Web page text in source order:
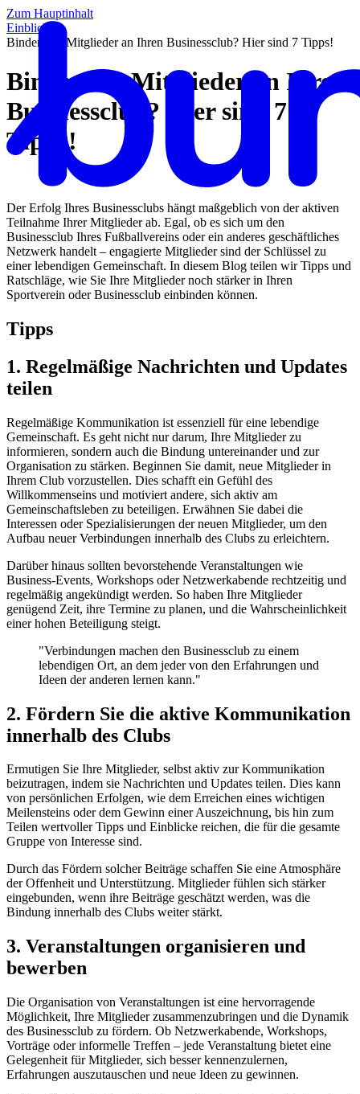
Zum Hauptinhalt
Einblicke
Binden Sie Mitglieder an Ihren Businessclub? Hier sind 7 Tipps!
Binden Sie Mitglieder an Ihren
Businessclub? Hier sind 7
Tipps!
Der Erfolg Ihres Businessclubs hängt maßgeblich von der aktiven
Teilnahme Ihrer Mitglieder ab. Egal, ob es sich um den
Businessclub Ihres Fußballvereins oder ein anderes geschäftliches
Netzwerk handelt – engagierte Mitglieder sind der Schlüssel zu
einer lebendigen Gemeinschaft. In diesem Blog teilen wir Tipps und
Ratschläge, wie Sie Ihre Mitglieder noch stärker in Ihren
Sportverein oder Businessclub einbinden können.
Tipps
1. Regelmäßige Nachrichten und Updates
teilen
Regelmäßige Kommunikation ist essenziell für eine lebendige
Gemeinschaft. Es geht nicht nur darum, Ihre Mitglieder zu
informieren, sondern auch die Bindung untereinander und zur
Organisation zu stärken. Beginnen Sie damit, neue Mitglieder in
Ihrem Club vorzustellen. Dies schafft ein Gefühl des
Willkommenseins und motiviert andere, sich aktiv am
Gemeinschaftsleben zu beteiligen. Erwähnen Sie dabei die
Interessen oder Spezialisierungen der neuen Mitglieder, um den
Aufbau neuer Verbindungen innerhalb des Clubs zu erleichtern.
Darüber hinaus sollten bevorstehende Veranstaltungen wie
Business-Events, Workshops oder Netzwerkabende rechtzeitig und
regelmäßig angekündigt werden. So haben Ihre Mitglieder
genügend Zeit, ihre Termine zu planen, und die Wahrscheinlichkeit
einer hohen Beteiligung steigt.
"Verbindungen machen den Businessclub zu einem
lebendigen Ort, an dem jeder von den Erfahrungen und
Ideen der anderen lernen kann."
2. Fördern Sie die aktive Kommunikation
innerhalb des Clubs
Ermutigen Sie Ihre Mitglieder, selbst aktiv zur Kommunikation
beizutragen, indem sie Nachrichten und Updates teilen. Dies kann
von persönlichen Erfolgen, wie dem Erreichen eines wichtigen
Meilensteins oder dem Gewinn einer Auszeichnung, bis hin zum
Teilen wertvoller Tipps und Einblicke reichen, die für die gesamte
Gruppe von Interesse sind.
Durch das Fördern solcher Beiträge schaffen Sie eine Atmosphäre
der Offenheit und Unterstützung. Mitglieder fühlen sich stärker
eingebunden, wenn ihre Beiträge geschätzt werden, was die
Bindung innerhalb des Clubs weiter stärkt.
3. Veranstaltungen organisieren und
bewerben
Die Organisation von Veranstaltungen ist eine hervorragende
Möglichkeit, Ihre Mitglieder zusammenzubringen und die Dynamik
des Businessclub zu fördern. Ob Netzwerkabende, Workshops,
Vorträge oder informelle Treffen – jede Veranstaltung bietet eine
Gelegenheit für Mitglieder, sich besser kennenzulernen,
Erfahrungen auszutauschen und neue Ideen zu gewinnen.